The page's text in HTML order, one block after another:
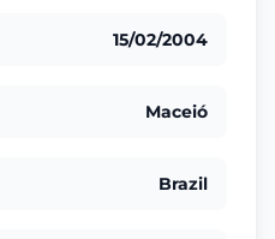
15/02/2004
Maceió
Brazil